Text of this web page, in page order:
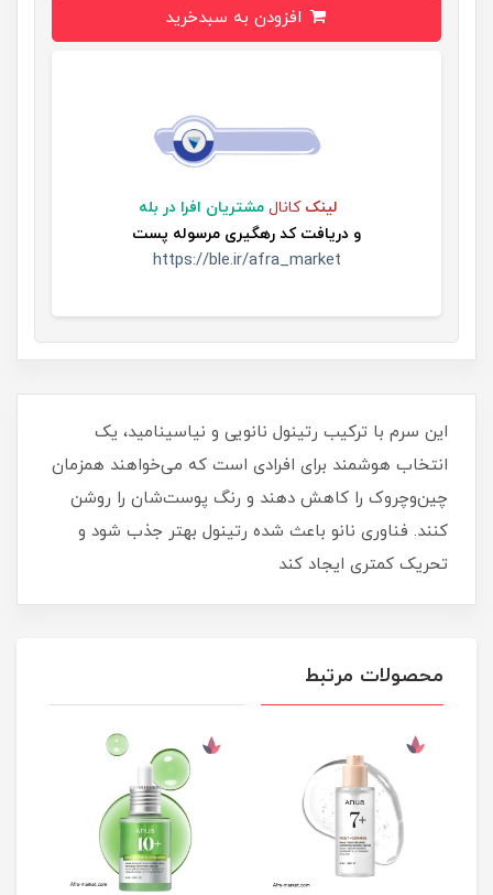
لینک کانال مشتریان افرا در بله
و دریافت کد رهگیری مرسوله پست
https://ble.ir/afra_market
این سرم با ترکیب رتینول نانویی و نیاسینامید، یک
انتخاب هوشمند برای افرادی است که می‌خواهند همزمان
چین‌وچروک را کاهش دهند و رنگ پوست‌شان را روشن
کنند. فناوری نانو باعث شده رتینول بهتر جذب شود و
تحریک کمتری ایجاد کند
محصولات مرتبط